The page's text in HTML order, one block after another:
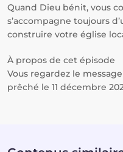
Quand Dieu bénit, vous
s’accompagne toujours
construire votre église
À propos de cet épisode
Vous regardez le
prêché le 11 décembre